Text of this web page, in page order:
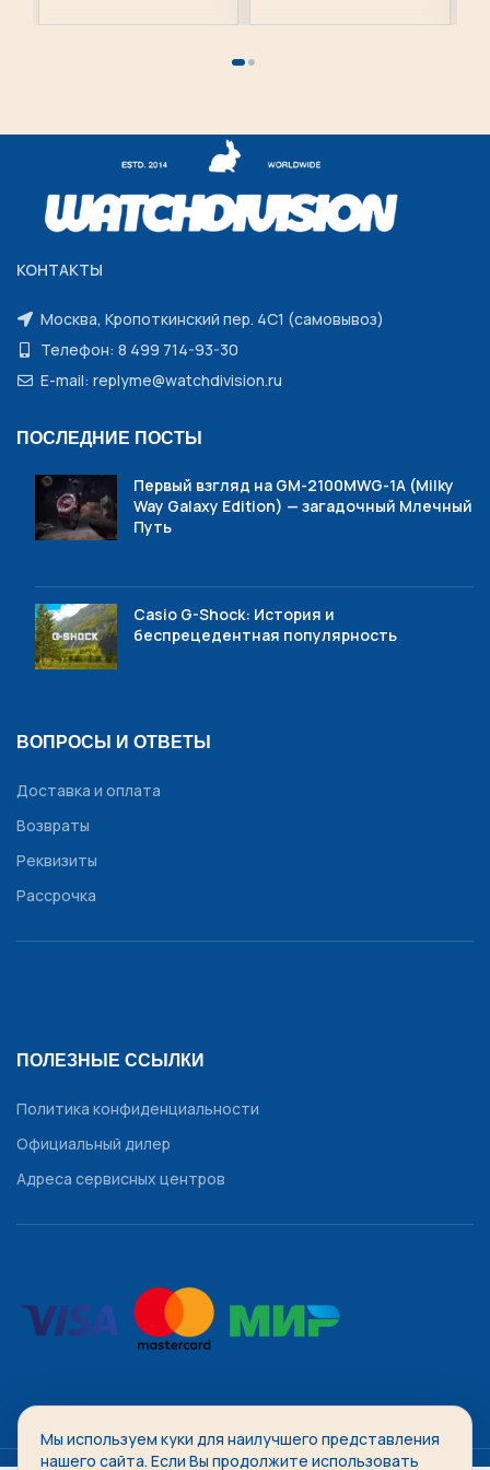
КОНТАКТЫ
Москва, Кропоткинский пер. 4С1 (самовывоз)
Телефон: 8 499 714-93-30
E-mail: replyme@watchdivision.ru
ПОСЛЕДНИЕ ПОСТЫ
Первый взгляд на GM-2100MWG-1A (Milky
Way Galaxy Edition) — загадочный Млечный
Путь
Casio G-Shock: История и
беспрецедентная популярность
ВОПРОСЫ И ОТВЕТЫ
Доставка и оплата
Возвраты
Реквизиты
Рассрочка
ПОЛЕЗНЫЕ ССЫЛКИ
Политика конфиденциальности
Официальный дилер
Адреса сервисных центров
WATCHDIVISION 2014-2026 Все права защищены.
Мы используем куки для наилучшего представления
нашего сайта. Если Вы продолжите использовать